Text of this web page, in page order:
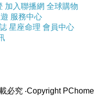
氣派。
源，從年輕的時候就
樓下的赤版拉麵都是
加入聯播網 全球購物
服務中心
星座命理 會員中心
必究 ‧Copyright PChome